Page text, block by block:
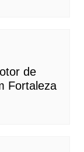
de
Fortaleza